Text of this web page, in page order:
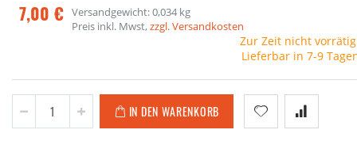
7,00 € Versandgewicht: 0,034 kg
Preis inkl. Mwst,zzgl. Versandkosten
Zur Zeit nicht
Lieferbar in 7-9
IN DEN WARENKORB